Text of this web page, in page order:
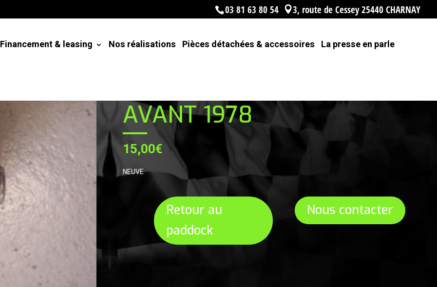
03 81 63 80 54 3, route de Cessey 25440 CHARNAY
Financement & leasing Nos réalisations Pièces détachées & accessoires La presse en parle
AVANT 1978
15,00€
NEUVE
Retour au
paddock
Nous contacter